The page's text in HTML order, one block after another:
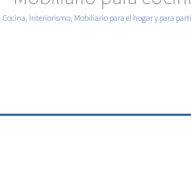
Cocina, Interiorismo, Mobiliario para el hogar y para